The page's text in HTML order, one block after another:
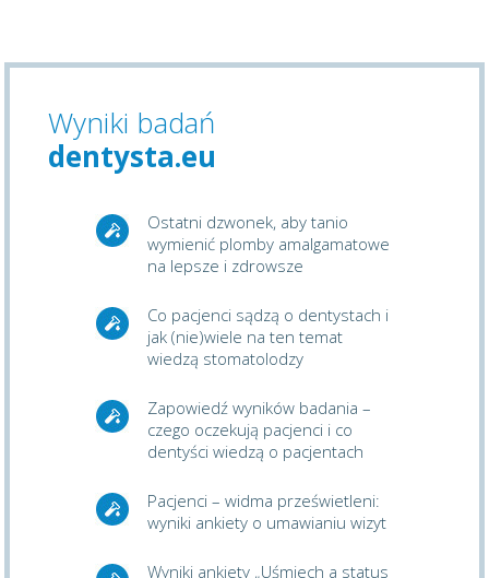
Wyniki badań
dentysta.eu
Ostatni dzwonek, aby tanio
wymienić plomby amalgamatowe
na lepsze i zdrowsze
Co pacjenci sądzą o dentystach i
jak (nie)wiele na ten temat
wiedzą stomatolodzy
Zapowiedź wyników badania –
czego oczekują pacjenci i co
dentyści wiedzą o pacjentach
Pacjenci – widma prześwietleni:
wyniki ankiety o umawianiu wizyt
Wyniki ankiety „Uśmiech a status